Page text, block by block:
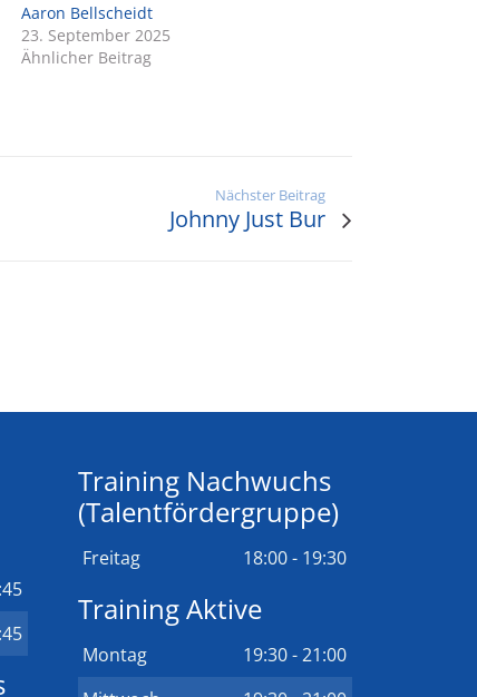
Aaron Bellscheidt
23. September 2025
Ähnlicher Beitrag
Nächster Beitrag
Johnny Just Bur
Training Nachwuchs
(Talentfördergruppe)
Freitag 18:00 - 19:30
Training Aktive
Montag
19:30 - 21:00